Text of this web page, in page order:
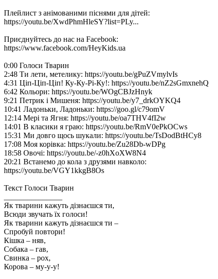
Плейлист з анімованими піснями для дітей:
https://youtu.be/XwdPhmHleSY?list=PLy...
Приєднуйтесь до нас на Facebook:
https://www.facebook.com/HeyKids.ua
0:00 Голоси Тварин
2:48 Ти лети, метелику: https://youtu.be/gPuZVmylvIs
4:31 Ціп-Ціп-Ціп! Ку-Ку-Рі-Ку!: https://youtu.be/nZ2sGmxnehQ
6:42 Кольори: https://youtu.be/WOgCBJzHnyk
9:21 Петрик і Мишеня: https://youtu.be/y7_drkOYKQ4
10:41 Ладоньки, Ладоньки: https://goo.gl/c79omV
12:14 Мері та Ягня: https://youtu.be/oa7THV4fI2w
14:01 В класики я граю: https://youtu.be/RmV0ePkOCws
15:31 Ми довго щось шукали: https://youtu.be/TsDodBtHCy8
17:08 Моя корівка: https://youtu.be/Zu28Db-wDPg
18:58 Овочі: https://youtu.be/-z0hXoXW8N4
20:21 Встанемо до кола з друзями навколо:
https://youtu.be/VGY1kkgB8Os
Текст Голоси Тварин
Як тварини кажуть дізнаєшся ти,
Всюди звучать їх голоси!
Як тварини кажуть дізнаєшся ти –
Спробуй повтори!
Кішка – няв,
Собака – гав,
Свинка – рох,
Корова – му-у-у!